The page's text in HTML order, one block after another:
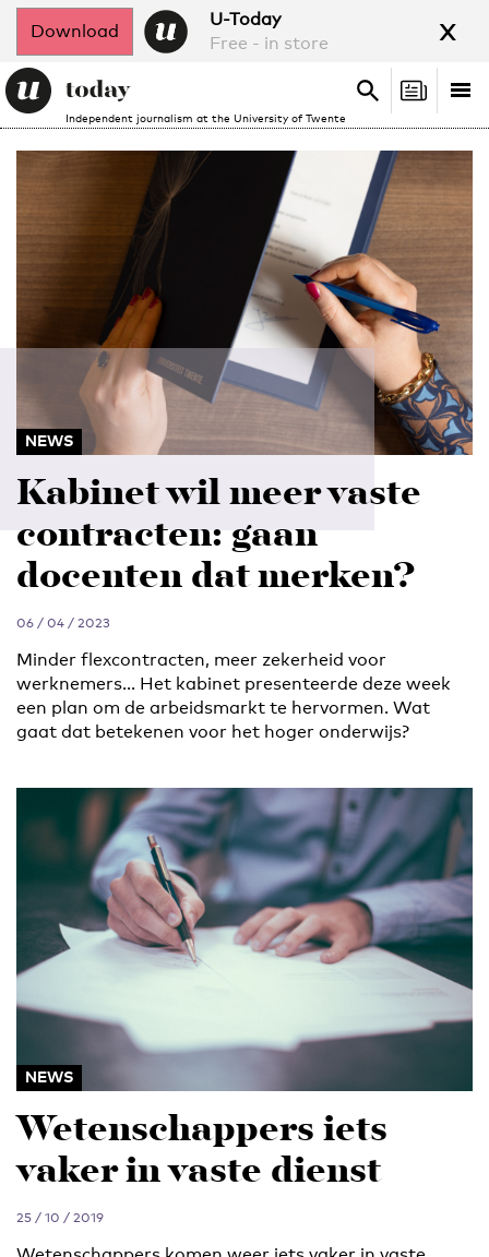
Download
U-Today
Free - in store
x
Independent journalism at the University of Twente
Search
Search
NEWS
Kabinet wil meer vaste
contracten: gaan
docenten dat merken?
06 / 04 / 2023
Minder flexcontracten, meer zekerheid voor
werknemers… Het kabinet presenteerde deze week
een plan om de arbeidsmarkt te hervormen. Wat
gaat dat betekenen voor het hoger onderwijs?
NEWS
Wetenschappers iets
vaker in vaste dienst
25 / 10 / 2019